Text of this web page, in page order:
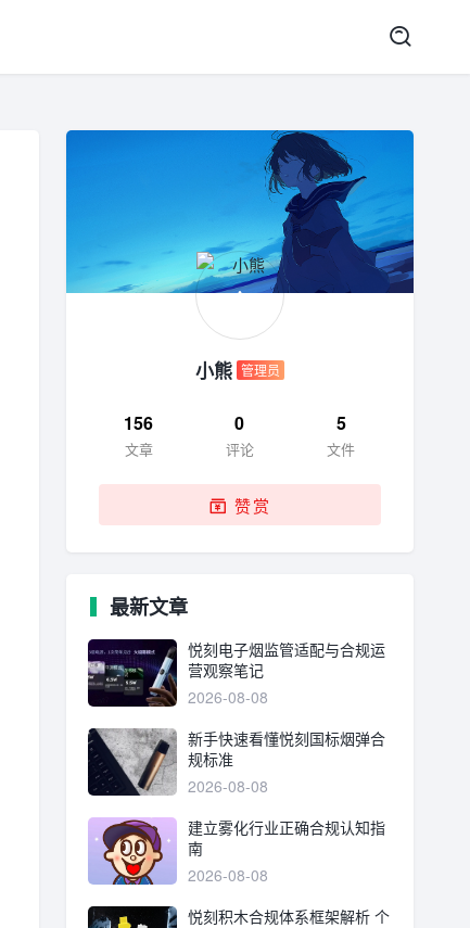
小熊 管理员
156
文章
0
评论
5
文件
赞赏
最新文章
悦刻电子烟监管适配与合规运
营观察笔记
2026-08-08
新手快速看懂悦刻国标烟弹合
规标准
2026-08-08
建立雾化行业正确合规认知指
南
2026-08-08
悦刻积木合规体系框架解析 个